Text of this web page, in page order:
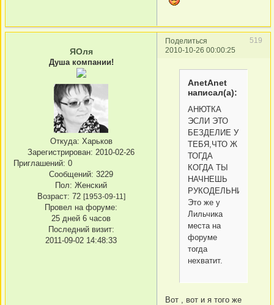
Поделиться
519
2010-10-26 00:00:25
ЯОля
Душа компании!
Откуда: Харьков
Зарегистрирован: 2010-02-26
Приглашений: 0
Сообщений: 3229
Пол: Женский
Возраст: 72 [1953-09-11]
Провел на форуме:
25 дней 6 часов
Последний визит:
2011-09-02 14:48:33
AnetAnet
написал(а):
АНЮТКА
ЭСЛИ ЭТО
БЕЗДЕЛИЕ У
ТЕБЯ,ЧТО Ж
ТОГДА
КОГДА ТЫ
НАЧНЕШЬ
РУКОДЕЛЬНИЧАТЬ..
Это же у
Лильчика
места на
форуме
тогда
нехватит.
Вот , вот и я того же